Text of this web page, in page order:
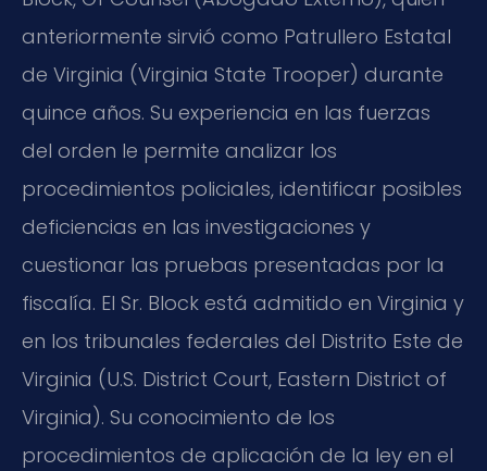
anteriormente sirvió como Patrullero Estatal
de Virginia (Virginia State Trooper) durante
quince años. Su experiencia en las fuerzas
del orden le permite analizar los
procedimientos policiales, identificar posibles
deficiencias en las investigaciones y
cuestionar las pruebas presentadas por la
fiscalía. El Sr. Block está admitido en Virginia y
en los tribunales federales del Distrito Este de
Virginia (U.S. District Court, Eastern District of
Virginia). Su conocimiento de los
procedimientos de aplicación de la ley en el